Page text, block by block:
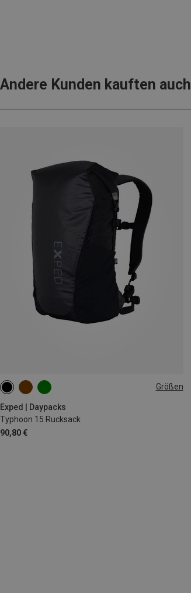
Andere Kunden kauften auch
Größen
Exped | Daypacks
Typhoon 15 Rucksack
90,80 €
15L